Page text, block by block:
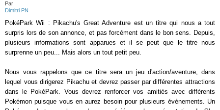
Par
Dimitri PN
PokéPark Wii : Pikachu's Great Adventure est un titre qui nous a tout
surpris lors de son annonce, et pas forcément dans le bon sens. Depuis,
plusieurs informations sont apparues et il se peut que le titre nous
surprenne un peu... Mais alors un tout petit peu.
Nous vous rappelons que ce titre sera un jeu d'action/aventure, dans
lequel vous dirigerez Pikachu et devrez passer par différentes attractions
dans le PokéPark. Vous devrez renforcer vos amitiés avec différents
Pokémon puisque vous en aurez besoin pour plusieurs évènements. Un